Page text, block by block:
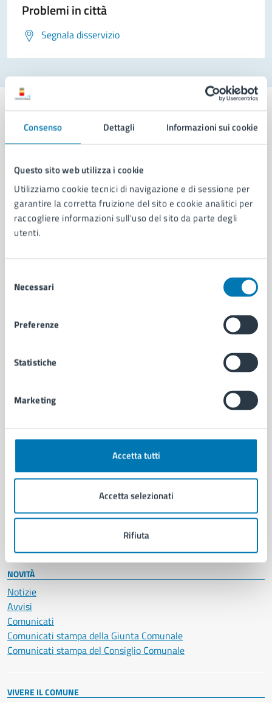
Consenso Dettagli Informazioni sui cookie
Questo sito web utilizza i cookie
Utilizziamo cookie tecnici di navigazione e di sessione per
garantire la corretta fruizione del sito e cookie analitici per
raccogliere informazioni sull'uso del sito da parte degli
utenti.
delNecessari
Preferenze
Statistiche
Marketing
Accetta tutti
Accetta selezionati
Rifiuta
Problemi in città
Segnala disservizio
AMMINISTRAZIONE
Aree amministrative
Organi di governo
Municipalità
Politici
Intranet, posta aziendale e protocollo
CATEGORIE DI SERVIZIO
Anagrafe e stato civile
Documenti e certificati
Giustizia e sicurezza pubblica
Salute, benessere e assistenza
Servizi Cimiteriali
NOVITÀ
Notizie
Avvisi
Comunicati
Comunicati stampa della Giunta Comunale
Comunicati stampa del Consiglio Comunale
VIVERE IL COMUNE